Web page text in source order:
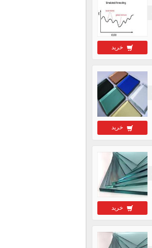
خرید
خرید
خرید